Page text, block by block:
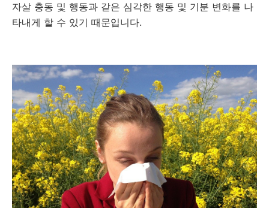
자살 충동 및 행동과 같은 심각한 행동 및 기분 변화를 나
타내게 할 수 있기 때문입니다.